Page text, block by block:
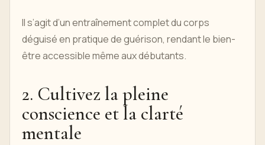
Il s’agit d’un entraînement complet du corps
déguisé en pratique de guérison, rendant le bien-
être accessible même aux débutants.
2. Cultivez la pleine
conscience et la clarté
mentale